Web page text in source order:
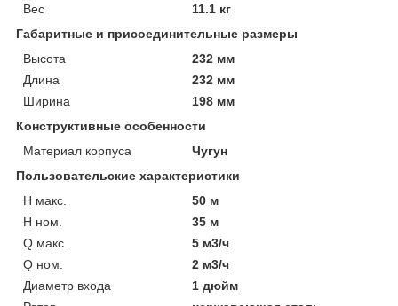
Вес
11.1 кг
Габаритные и присоединительные размеры
Высота
232 мм
Длина
232 мм
Ширина
198 мм
Конструктивные особенности
Материал корпуса
Чугун
Пользовательские характеристики
H макс.
50 м
H ном.
35 м
Q макс.
5 м3/ч
Q ном.
2 м3/ч
Диаметр входа
1 дюйм